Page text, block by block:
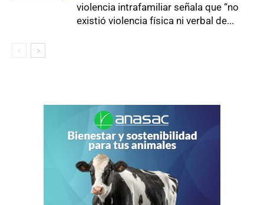
violencia intrafamiliar señala que “no
existió violencia física ni verbal de...